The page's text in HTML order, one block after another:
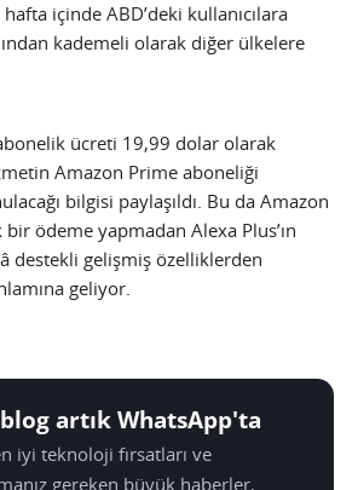
içinde ABD’deki kullanıcılara
kademeli olarak diğer ülkelere
abonelik ücreti 19,99 dolar olarak
Amazon Prime aboneliği
bilgisi paylaşıldı. Bu da Amazon
ödeme yapmadan Alexa Plus’ın
destekli gelişmiş özelliklerden
geliyor.
artık WhatsApp'ta
iyi teknoloji fırsatları ve
gereken büyük haberler,